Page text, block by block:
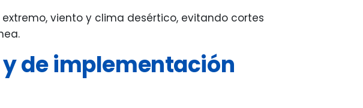
viento y clima desértico, evitando cortes
de implementación